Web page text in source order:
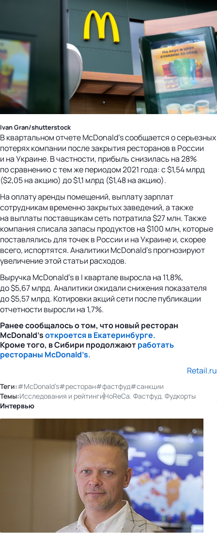
Ivan Gran/shutterstock
В квартальном отчете McDonald’s сообщается о серьезных
потерях компании после закрытия ресторанов в России
и на Украине. В частности, прибыль снизилась на 28%
по сравнению с тем же периодом 2021 года: с $1,54 млрд
($2,05 на акцию) до $1,1 млрд ($1,48 на акцию).
На оплату аренды помещений, выплату зарплат
сотрудникам временно закрытых заведений, а также
на выплаты поставщикам сеть потратила $27 млн. Также
компания списала запасы продуктов на $100 млн, которые
поставлялись для точек в России и на Украине и, скорее
всего, испортятся. Аналитики McDonald’s прогнозируют
увеличение этой статьи расходов.
Выручка McDonald’s в I квартале выросла на 11,8%,
до $5,67 млрд. Аналитики ожидали снижения показателя
до $5,57 млрд. Котировки акций сети после публикации
отчетности выросли на 1,7%.
Ранее сообщалось о том, что новый ресторан
McDonald’sоткроется в Екатеринбурге.
Кроме того, в Сибири продолжаютработать
рестораны McDonald’s.
Retail.ru
Теги:#McDonald’s#ресторан#фастфуд#санкции
Темы:Исследования и рейтингиHoReCa. Фастфуд. Фудкорты
Интервью